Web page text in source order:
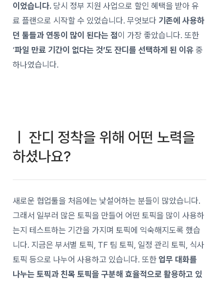
이었습니다. 당시 정부 지원 사업으로 할인 혜택을 받아 유
료 플랜으로 시작할 수 있었습니다. 무엇보다 기존에 사용하
던 툴들과 연동이 많이 된다는 점이 가장 좋았습니다. 또한
‘파일 만료 기간이 없다는 것’도 잔디를 선택하게 된 이유 중
하나였습니다.
ㅣ 잔디 정착을 위해 어떤 노력을
하셨나요?
새로운 협업툴을 처음에는 낯설어하는 분들이 많았습니다.
그래서 일부러 많은 토픽을 만들어 어떤 토픽을 많이 사용하
는지 테스트하는 기간을 가지며 토픽에 익숙해지도록 했습
니다. 지금은 부서별 토픽, TF 팀 토픽, 일정 관리 토픽, 식사
토픽 등으로 나누어 사용하고 있습니다. 또한 업무 대화를
나누는 토픽과 친목 토픽을 구분해 효율적으로 활용하고 있